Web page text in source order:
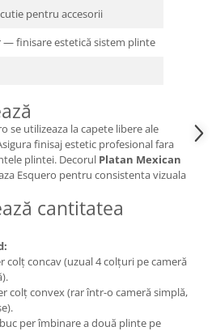
pentru accesorii
— finisare estetică sistem plinte
se utilizeaza la capete libere ale
finisaj estetic profesional fara
plintei. Decorul Platan Mexican
Esquero pentru consistenta vizuala
cantitatea
colț concav (uzual 4 colțuri pe cameră
colț convex (rar într-o cameră simplă,
per îmbinare a două plinte pe